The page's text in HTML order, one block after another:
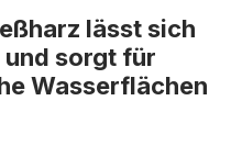
lässt sich
sorgt für
Wasserflächen
Sie realistische